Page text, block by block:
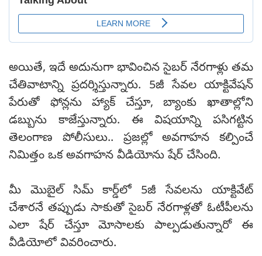
అయితే, ఇదే అదునుగా భావించిన సైబర్ నేరగాళ్లు తమ
చేతివాటాన్ని ప్రదర్శిస్తున్నారు. 5జీ సేవల యాక్టివేషన్
పేరుతో ఫోన్లను హ్యాక్ చేస్తూ, బ్యాంకు ఖాతాల్లోని
డబ్బును కాజేస్తున్నారు. ఈ విషయాన్ని పసిగట్టిన
తెలంగాణ పోలీసులు.. ప్రజల్లో అవగాహన కల్పించే
నిమిత్తం ఒక అవగాహన వీడియోను షేర్ చేసింది.
మీ మొబైల్‌ సిమ్ కార్డ్‌లో 5జీ సేవలను యాక్టివేట్
చేశారనే తప్పుడు సాకుతో సైబర్ నేరగాళ్లతో ఓటీపీలను
ఎలా షేర్ చేస్తూ మోసాలకు పాల్పడుతున్నారో ఈ
వీడియోలో వివరించారు.